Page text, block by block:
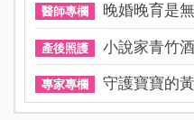
醫師專欄 晚婚晚育是
產後照護 小說家青竹
專家專欄 守護寶寶的